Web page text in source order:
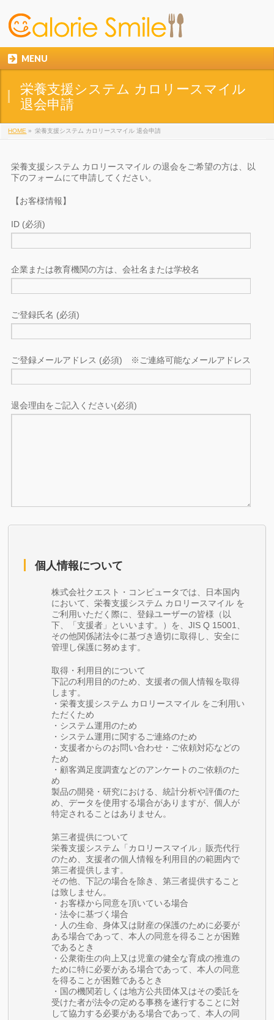
MENU
栄養支援システム カロリースマイル
退会申請
HOME » 栄養支援システム カロリースマイル 退会申請
栄養支援システム カロリースマイル の退会をご希望の方は、以
下のフォームにて申請してください。
【お客様情報】
ID (必須)
企業または教育機関の方は、会社名または学校名
ご登録氏名 (必須)
ご登録メールアドレス (必須) ※ご連絡可能なメールアドレス
退会理由をご記入ください(必須)
個人情報について
株式会社クエスト・コンピュータでは、日本国内
において、栄養支援システム カロリースマイル を
ご利用いただく際に、登録ユーザーの皆様（以
下、「支援者」といいます。）を、JIS Q 15001、
その他関係諸法令に基づき適切に取得し、安全に
管理し保護に努めます。
取得・利用目的について
下記の利用目的のため、支援者の個人情報を取得
します。
・栄養支援システム カロリースマイル をご利用い
ただくため
・システム運用のため
・システム運用に関するご連絡のため
・支援者からのお問い合わせ・ご依頼対応などの
ため
・顧客満足度調査などのアンケートのご依頼のた
め
製品の開発・研究における、統計分析や評価のた
め、データを使用する場合がありますが、個人が
特定されることはありません。
第三者提供について
栄養支援システム「カロリースマイル」販売代行
のため、支援者の個人情報を利用目的の範囲内で
第三者提供します。
その他、下記の場合を除き、第三者提供すること
は致しません。
・お客様から同意を頂いている場合
・法令に基づく場合
・人の生命、身体又は財産の保護のために必要が
ある場合であって、本人の同意を得ることが困難
であるとき
・公衆衛生の向上又は児童の健全な育成の推進の
ために特に必要がある場合であって、本人の同意
を得ることが困難であるとき
・国の機関若しくは地方公共団体又はその委託を
受けた者が法令の定める事務を遂行することに対
して協力する必要がある場合であって、本人の同